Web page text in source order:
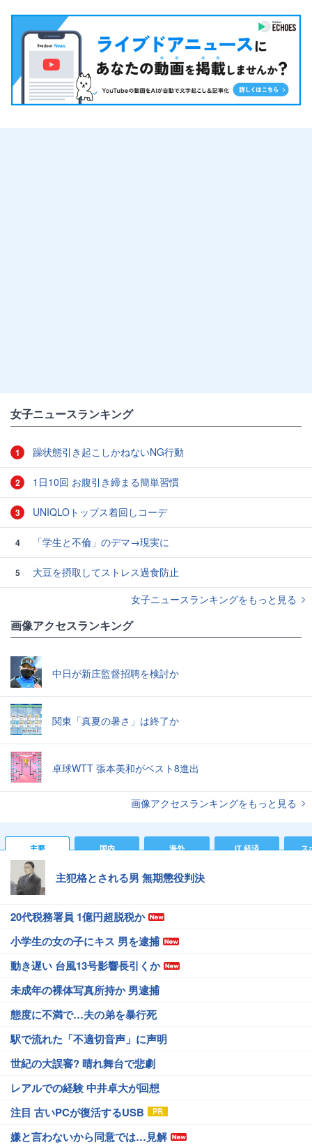
女子ニュースランキング
1 躁状態引き起こしかねないNG行動
2 1日10回 お腹引き締まる簡単習慣
3 UNIQLOトップス着回しコーデ
4 「学生と不倫」のデマ→現実に
5
大豆を摂取してストレス過食防止
女子ニュースランキングをもっと見る
画像アクセスランキング
中日が新庄監督招聘を検討か
関東「真夏の暑さ」は終了か
卓球WTT 張本美和がベスト8進出
画像アクセスランキングをもっと見る
主要 国内 海外 IT 経済 ス
主犯格とされる男 無期懲役判決
20代税務署員 1億円超脱税か
小学生の女の子にキス 男を逮捕
動き遅い 台風13号影響長引くか
未成年の裸体写真所持か 男逮捕
態度に不満で…夫の弟を暴行死
駅で流れた「不適切音声」に声明
世紀の大誤審? 晴れ舞台で悲劇
レアルでの経験 中井卓大が回想
注目 古いPCが復活するUSB
嫌と言わないから同意では…見解